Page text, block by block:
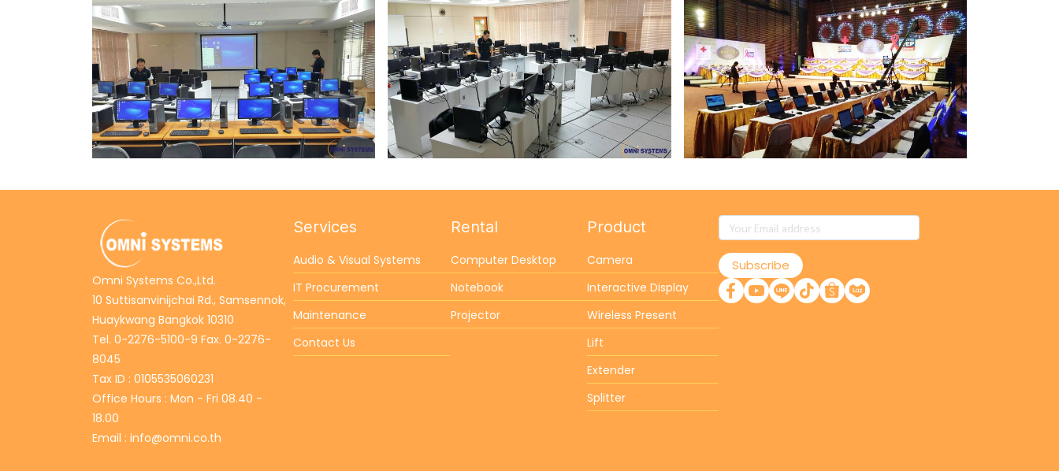
Omni Systems Co.,Ltd.
10 Suttisanvinijchai Rd., Samsennok,
Huaykwang Bangkok 10310
Tel. 0-2276-5100-9 Fax. 0-2276-
8045
Tax ID : 0105535060231
Office Hours : Mon - Fri 08.40 -
18.00
Email : info@omni.co.th
Services
Audio & Visual Systems
IT Procurement
Maintenance
Contact Us
Rental
Computer Desktop
Notebook
Projector
Product
Camera
Interactive Display
Wireless Present
Lift
Extender
Splitter
Subscribe